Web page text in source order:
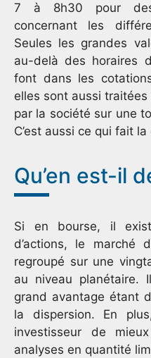
7 à 8h30 pour
concernant les
Seules les grandes
au-delà des horaires
font dans les
elles sont aussi
par la société sur une
C’est aussi ce qui fait
Qu’en est-il
Si en bourse, il
d’actions, le
regroupé sur une
au niveau planétaire.
grand avantage étant
la dispersion. En
investisseur de
analyses en quantité